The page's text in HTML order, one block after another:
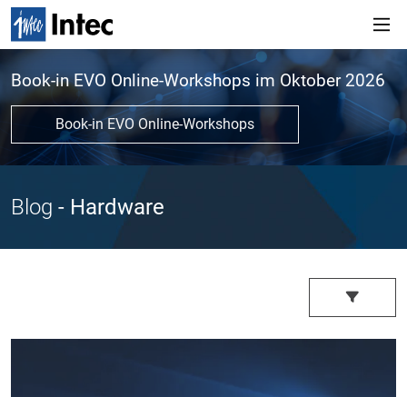
Book-in EVO Online-Workshops im Oktober 2026
Book-in EVO Online-Workshops
Blog - Hardware